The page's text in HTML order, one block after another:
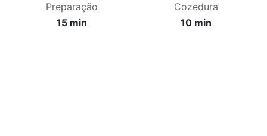
Preparação
15 min
Cozedura
10 min